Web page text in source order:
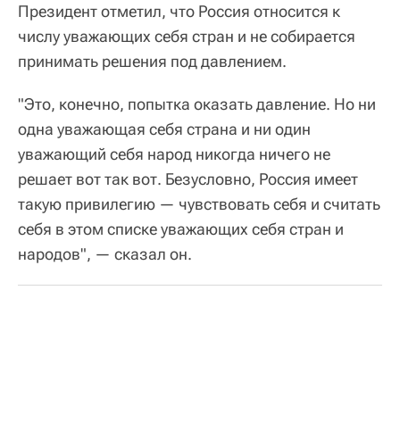
Президент отметил, что Россия относится к
числу уважающих себя стран и не собирается
принимать решения под давлением.
"Это, конечно, попытка оказать давление. Но ни
одна уважающая себя страна и ни один
уважающий себя народ никогда ничего не
решает вот так вот. Безусловно, Россия имеет
такую привилегию — чувствовать себя и считать
себя в этом списке уважающих себя стран и
народов", — сказал он.